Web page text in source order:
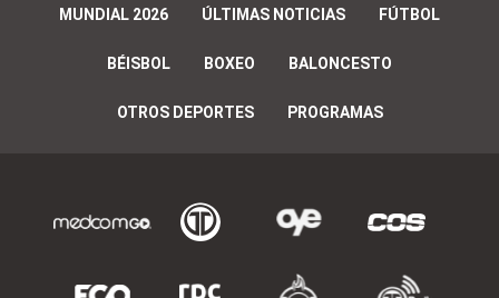
MUNDIAL 2026 ÚLTIMAS NOTICIAS FÚTBOL
BÉISBOL BOXEO BALONCESTO
OTROS DEPORTES PROGRAMAS